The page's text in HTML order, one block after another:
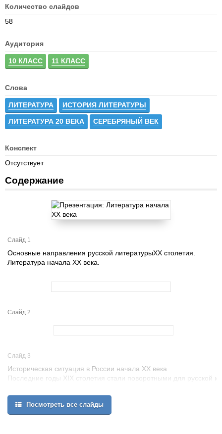
Количество слайдов
58
Аудитория
10 КЛАСС 11 КЛАСС
Слова
ЛИТЕРАТУРА ИСТОРИЯ ЛИТЕРАТУРЫ
ЛИТЕРАТУРА 20 ВЕКА СЕРЕБРЯНЫЙ ВЕК
Конспект
Отсутствует
Содержание
Слайд 1
Основные направления русской литературыXX столетия.
Литература начала XX века.
Слайд 2
Слайд 3
Историческая ситуация в России начала XX века
Последние годы XIX столетия стали поворотными для русской и
революции 1917 года изменились буквально все стороны
российской жизни, начиная от экономики, политики и науки, и
заканчивая технологией, культурой и искусством.
Посмотреть все слайды